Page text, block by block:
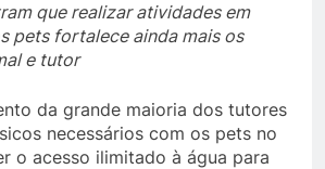
que realizar atividades em
pets fortalece ainda mais os
e tutor
da grande maioria dos tutores
necessários com os pets no
o acesso ilimitado à água para